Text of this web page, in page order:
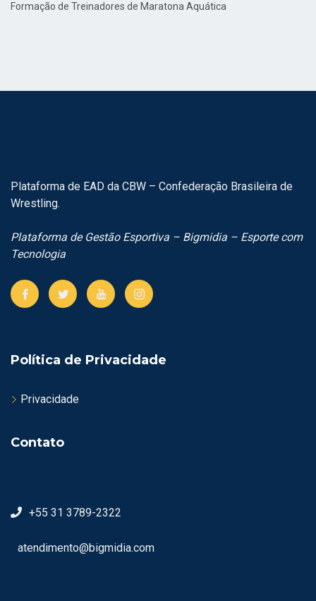
Formação de Treinadores de Maratona Aquática
Plataforma de EAD da CBW – Confederação Brasileira de
Wrestling.
Plataforma de Gestão Esportiva – Bigmidia – Esporte com
Tecnologia
Política de Privacidade
Privacidade
Contato
+55 31 3789-2322
atendimento@bigmidia.com